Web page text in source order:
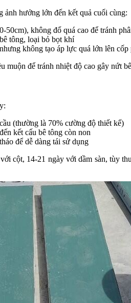
ảnh hưởng lớn đến kết quả cuối cùng:
không đổ quá cao để tránh
tông, loại bỏ bọt khí
không tạo áp lực quá lớn lên cốp
muộn để tránh nhiệt độ cao gây
(thường là 70% cường độ thiết kế)
kết cấu bê tông còn non
để dễ dàng tái sử dụng
cột, 14-21 ngày với dầm sàn, tùy